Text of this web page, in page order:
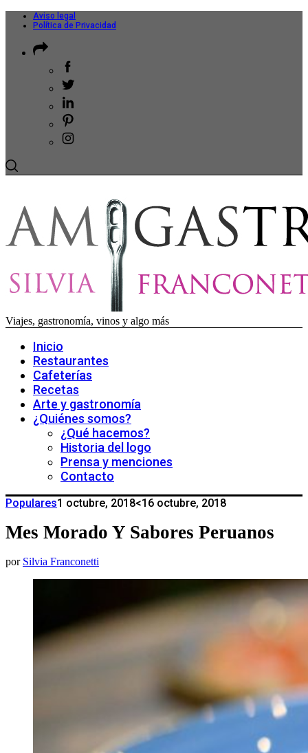
Aviso legal
Política de Privacidad
Viajes, gastronomía, vinos y algo más
Inicio
Restaurantes
Cafeterías
Recetas
Arte y gastronomía
¿Quiénes somos?
¿Qué hacemos?
Historia del logo
Prensa y menciones
Contacto
Populares1 octubre, 2018<16 octubre, 2018
Mes Morado Y Sabores Peruanos
por Silvia Franconetti